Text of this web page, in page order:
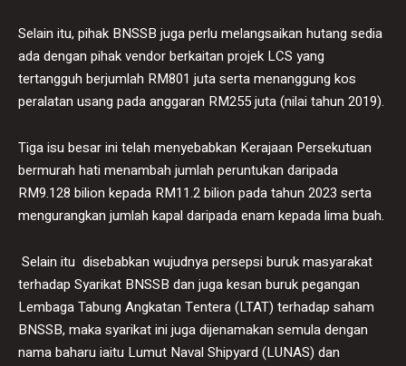
Selain itu, pihak BNSSB juga perlu melangsaikan hutang sedia
ada dengan pihak vendor berkaitan projek LCS yang
tertangguh berjumlah RM801 juta serta menanggung kos
peralatan usang pada anggaran RM255 juta (nilai tahun 2019).
Tiga isu besar ini telah menyebabkan Kerajaan Persekutuan
bermurah hati menambah jumlah peruntukan daripada
RM9.128 bilion kepada RM11.2 bilion pada tahun 2023 serta
mengurangkan jumlah kapal daripada enam kepada lima buah.
Selain itu disebabkan wujudnya persepsi buruk masyarakat
terhadap Syarikat BNSSB dan juga kesan buruk pegangan
Lembaga Tabung Angkatan Tentera (LTAT) terhadap saham
BNSSB, maka syarikat ini juga dijenamakan semula dengan
nama baharu iaitu Lumut Naval Shipyard (LUNAS) dan